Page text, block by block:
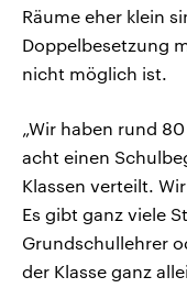
Räume eher klein
Doppelbesetzung
nicht möglich ist.
„Wir haben rund
acht einen
Klassen verteilt.
Es gibt ganz viele
Grundschullehrer
der Klasse ganz